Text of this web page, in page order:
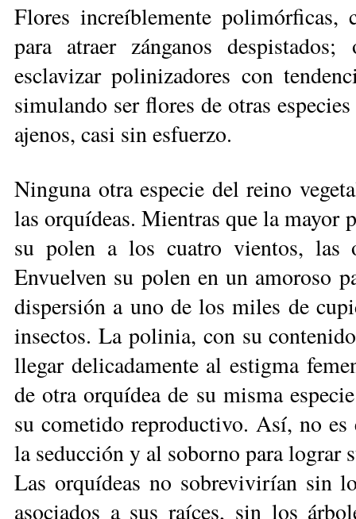
Flores increíblemente polimórficas,
para atraer zánganos
esclavizar polinizadores con
simulando ser flores de otras
ajenos, casi sin esfuerzo.
Ninguna otra especie del reino
las orquídeas. Mientras que la mayor
su polen a los cuatro vientos, las
Envuelven su polen en un amoroso
dispersión a uno de los miles de
insectos. La polinia, con su
llegar delicadamente al estigma
de otra orquídea de su misma
su cometido reproductivo. Así, no
la seducción y al soborno para lograr
Las orquídeas no sobrevivirían sin
asociados a sus raíces, sin los